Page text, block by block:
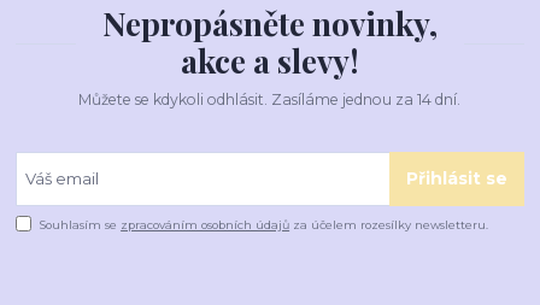
Nepropásněte novinky,
akce a slevy!
Můžete se kdykoli odhlásit. Zasíláme jednou za 14 dní.
Přihlásit se
Souhlasím se zpracováním osobních údajů za účelem rozesílky newsletteru.